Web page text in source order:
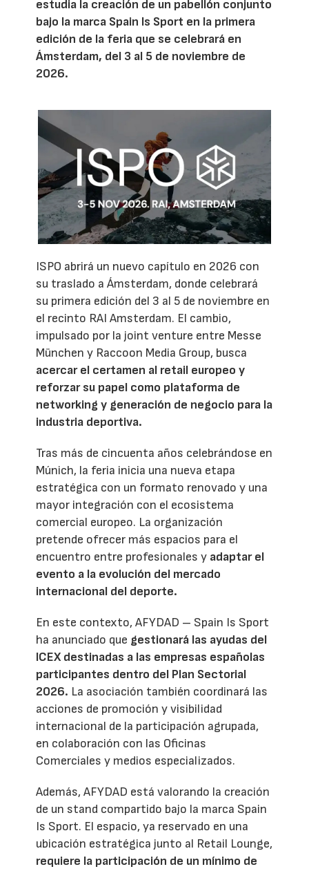
estudia la creación de un pabellón conjunto
bajo la marca Spain Is Sport en la primera
edición de la feria que se celebrará en
Ámsterdam, del 3 al 5 de noviembre de
2026.
ISPO abrirá un nuevo capítulo en 2026 con
su traslado a Ámsterdam, donde celebrará
su primera edición del 3 al 5 de noviembre en
el recinto RAI Amsterdam. El cambio,
impulsado por la joint venture entre Messe
München y Raccoon Media Group, busca
acercar el certamen al retail europeo y
reforzar su papel como plataforma de
networking y generación de negocio para la
industria deportiva.
Tras más de cincuenta años celebrándose en
Múnich, la feria inicia una nueva etapa
estratégica con un formato renovado y una
mayor integración con el ecosistema
comercial europeo. La organización
pretende ofrecer más espacios para el
encuentro entre profesionales y adaptar el
evento a la evolución del mercado
internacional del deporte.
En este contexto, AFYDAD – Spain Is Sport
ha anunciado que gestionará las ayudas del
ICEX destinadas a las empresas españolas
participantes dentro del Plan Sectorial
2026. La asociación también coordinará las
acciones de promoción y visibilidad
internacional de la participación agrupada,
en colaboración con las Oficinas
Comerciales y medios especializados.
Además, AFYDAD está valorando la creación
de un stand compartido bajo la marca Spain
Is Sport. El espacio, ya reservado en una
ubicación estratégica junto al Retail Lounge,
requiere la participación de un mínimo de